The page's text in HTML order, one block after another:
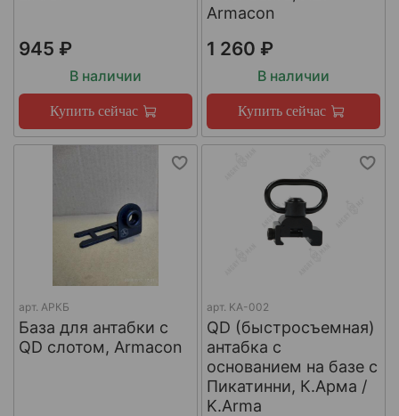
945 ₽
В наличии
Купить сейчас
Armacon
1 260 ₽
В наличии
Купить сейчас
арт. АРКБ
База для антабки с
QD слотом, Armacon
арт. KA-002
QD (быстросъемная)
антабка с
основанием на базе с
Пикатинни, К.Арма /
K.Arma